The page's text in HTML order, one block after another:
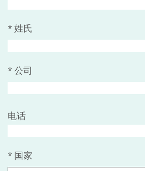
* 姓氏
* 公司
电话
* 国家